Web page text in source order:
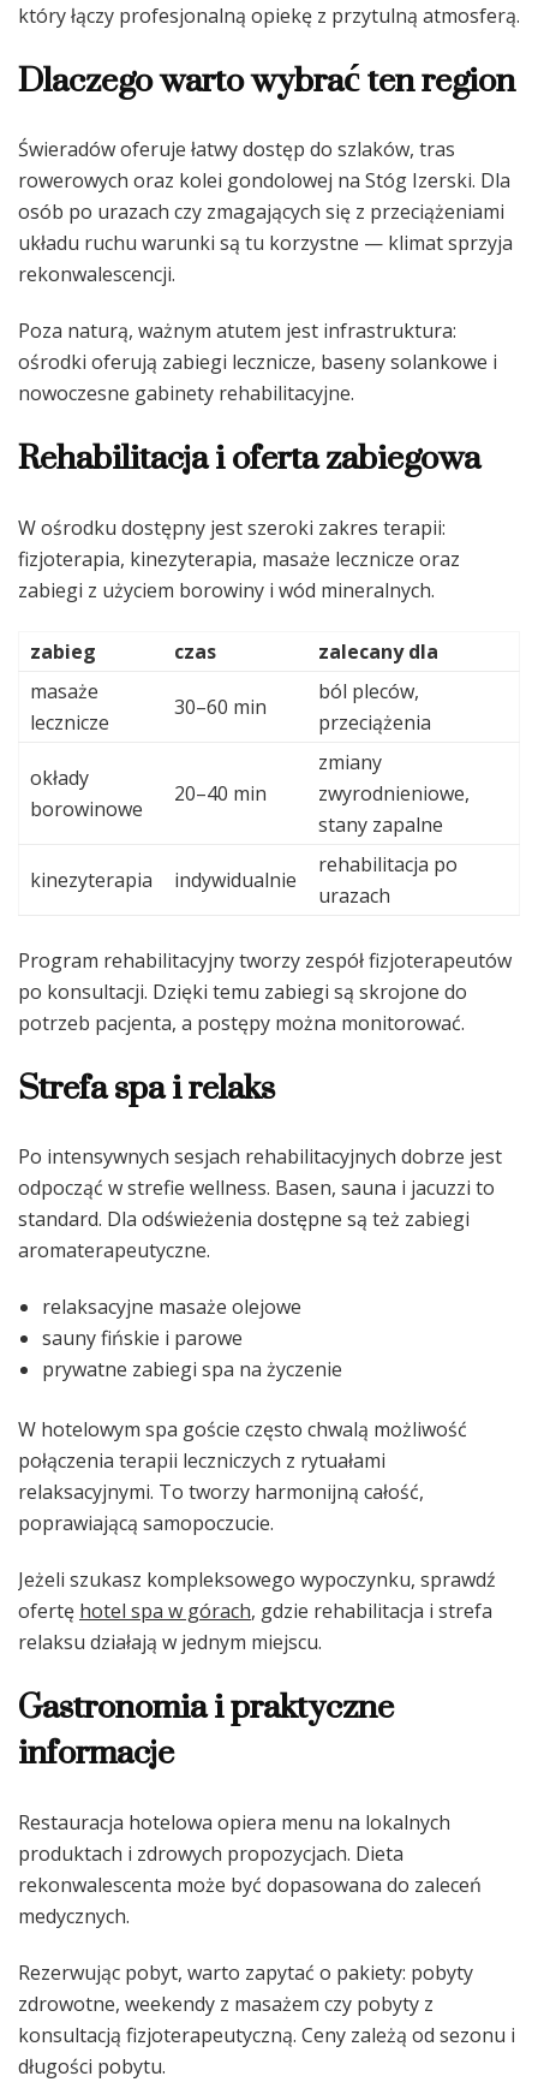
który łączy profesjonalną opiekę z przytulną atmosferą.
Dlaczego warto wybrać ten region
Świeradów oferuje łatwy dostęp do szlaków, tras
rowerowych oraz kolei gondolowej na Stóg Izerski. Dla
osób po urazach czy zmagających się z przeciążeniami
układu ruchu warunki są tu korzystne — klimat sprzyja
rekonwalescencji.
Poza naturą, ważnym atutem jest infrastruktura:
ośrodki oferują zabiegi lecznicze, baseny solankowe i
nowoczesne gabinety rehabilitacyjne.
Rehabilitacja i oferta zabiegowa
W ośrodku dostępny jest szeroki zakres terapii:
fizjoterapia, kinezyterapia, masaże lecznicze oraz
zabiegi z użyciem borowiny i wód mineralnych.
zabieg czas
zalecany dla
masaże
lecznicze
30–60 min
ból pleców,
przeciążenia
okłady
borowinowe
20–40 min
zmiany
zwyrodnieniowe,
stany zapalne
kinezyterapia indywidualnie
rehabilitacja po
urazach
Program rehabilitacyjny tworzy zespół fizjoterapeutów
po konsultacji. Dzięki temu zabiegi są skrojone do
potrzeb pacjenta, a postępy można monitorować.
Strefa spa i relaks
Po intensywnych sesjach rehabilitacyjnych dobrze jest
odpocząć w strefie wellness. Basen, sauna i jacuzzi to
standard. Dla odświeżenia dostępne są też zabiegi
aromaterapeutyczne.
relaksacyjne masaże olejowe
sauny fińskie i parowe
prywatne zabiegi spa na życzenie
W hotelowym spa goście często chwalą możliwość
połączenia terapii leczniczych z rytuałami
relaksacyjnymi. To tworzy harmonijną całość,
poprawiającą samopoczucie.
Jeżeli szukasz kompleksowego wypoczynku, sprawdź
ofertę hotel spa w górach, gdzie rehabilitacja i strefa
relaksu działają w jednym miejscu.
Gastronomia i praktyczne
informacje
Restauracja hotelowa opiera menu na lokalnych
produktach i zdrowych propozycjach. Dieta
rekonwalescenta może być dopasowana do zaleceń
medycznych.
Rezerwując pobyt, warto zapytać o pakiety: pobyty
zdrowotne, weekendy z masażem czy pobyty z
konsultacją fizjoterapeutyczną. Ceny zależą od sezonu i
długości pobytu.